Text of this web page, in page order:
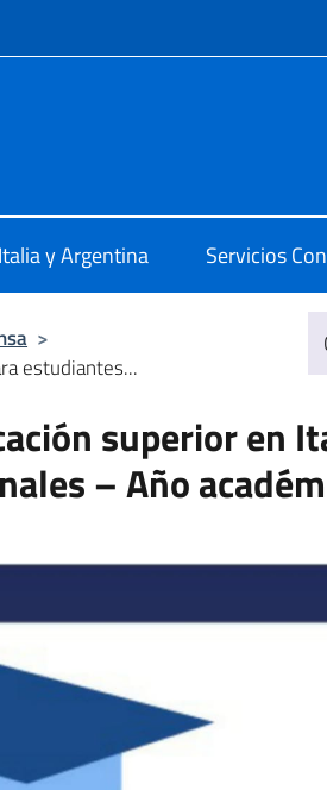
sociales y
Italia y Argentina Servicios
>
estudiantes...
superior en
– Año